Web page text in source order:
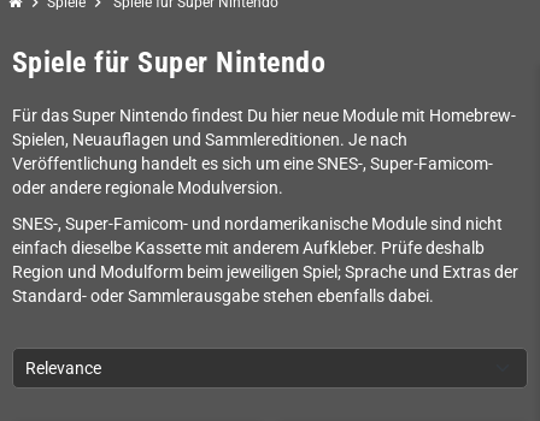
Spiele für Super Nintendo
Für das Super Nintendo findest Du hier neue Module mit Homebrew-
Spielen, Neuauflagen und Sammlereditionen. Je nach
Veröffentlichung handelt es sich um eine SNES-, Super-Famicom-
oder andere regionale Modulversion.
SNES-, Super-Famicom- und nordamerikanische Module sind nicht
einfach dieselbe Kassette mit anderem Aufkleber. Prüfe deshalb
Region und Modulform beim jeweiligen Spiel; Sprache und Extras der
Standard- oder Sammlerausgabe stehen ebenfalls dabei.
Relevance